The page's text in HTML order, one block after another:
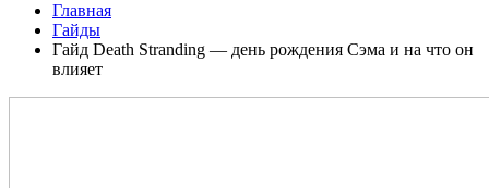
Главная
Гайды
Гайд Death Stranding — день рождения Сэма и на что он
влияет